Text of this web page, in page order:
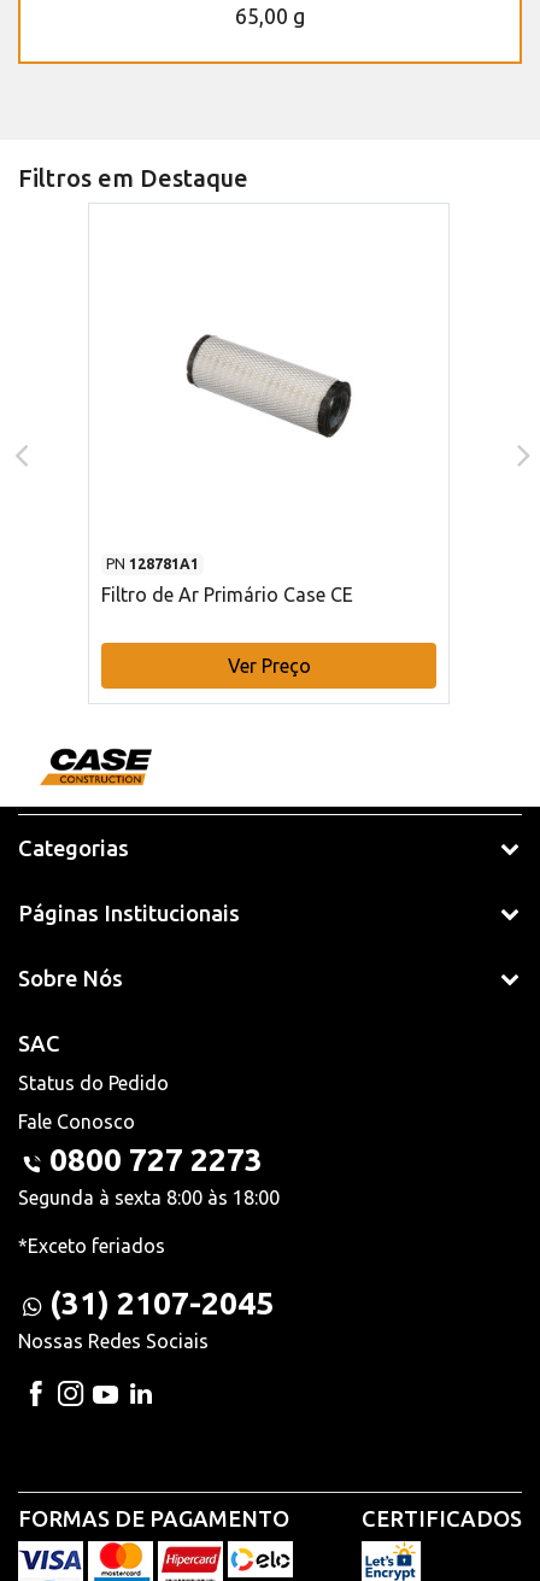
65,00 g
Filtros em Destaque
PN 128781A1
Filtro de Ar Primário Case CE
Ver Preço
Categorias
Páginas Institucionais
Sobre Nós
SAC
Status do Pedido
Fale Conosco
0800 727 2273
Segunda à sexta 8:00 às 18:00
*Exceto feriados
(31) 2107-2045
Nossas Redes Sociais
FORMAS DE PAGAMENTO CERTIFICADOS